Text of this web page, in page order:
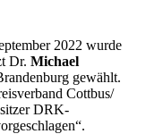
2022 wurde
Dr. Michael
gewählt.
Cottbus/
DRK-